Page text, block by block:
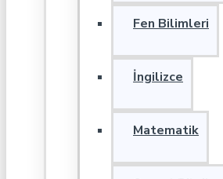
Fen Bilimleri
İngilizce
Matematik